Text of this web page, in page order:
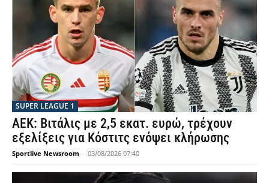
SUPER LEAGUE 1
ΑΕΚ: Βιτάλις με 2,5 εκατ. ευρώ, τρέχουν
εξελίξεις για Κόστιτς ενόψει κλήρωσης
Sportlive Newsroom - 03/08/2026 07:40